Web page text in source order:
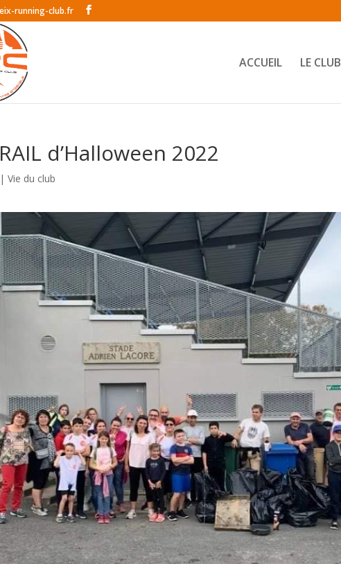
running-club.fr
ACCUEIL LE CLUB
d’Halloween 2022
|Vie du club